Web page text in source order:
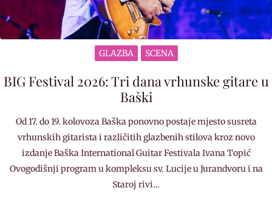
GLAZBA SCENA
BIG Festival 2026: Tri dana vrhunske gitare u
Baški
Od 17. do 19. kolovoza Baška ponovno postaje mjesto susreta
vrhunskih gitarista i različitih glazbenih stilova kroz novo
izdanje Baška International Guitar Festivala Ivana Topić
Ovogodišnji program u kompleksu sv. Lucije u Jurandvoru i na
Staroj rivi…